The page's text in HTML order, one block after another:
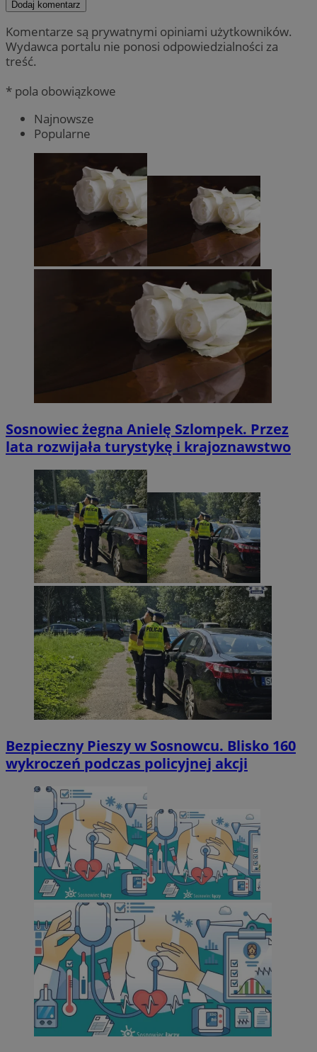
Dodaj komentarz
Komentarze są prywatnymi opiniami użytkowników.
Wydawca portalu nie ponosi odpowiedzialności za
treść.
* pola obowiązkowe
Najnowsze
Popularne
Sosnowiec żegna Anielę Szlompek. Przez
lata rozwijała turystykę i krajoznawstwo
Bezpieczny Pieszy w Sosnowcu. Blisko 160
wykroczeń podczas policyjnej akcji